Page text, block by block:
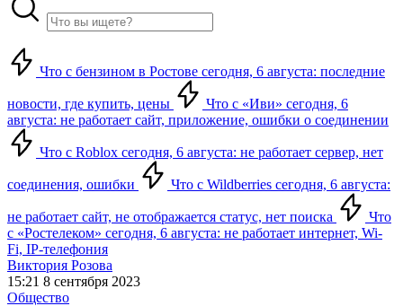
Что с бензином в Ростове сегодня, 6 августа: последние
новости, где купить, цены
Что с «Иви» сегодня, 6
августа: не работает сайт, приложение, ошибки о соединении
Что с Roblox сегодня, 6 августа: не работает сервер, нет
соединения, ошибки Что с Wildberries сегодня, 6 августа:
не работает сайт, не отображается статус, нет поиска
Что
с «Ростелеком» сегодня, 6 августа: не работает интернет, Wi-
Fi, IP-телефония
Виктория Розова
15:21 8 сентября 2023
Общество